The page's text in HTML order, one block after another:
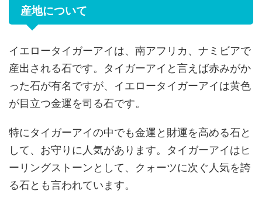
産地について
イエロータイガーアイは、南アフリカ、ナミビアで
産出される石です。タイガーアイと言えば赤みがか
った石が有名ですが、イエロータイガーアイは黄色
が目立つ金運を司る石です。
特にタイガーアイの中でも金運と財運を高める石と
して、お守りに人気があります。タイガーアイはヒ
ーリングストーンとして、クォーツに次ぐ人気を誇
る石とも言われています。